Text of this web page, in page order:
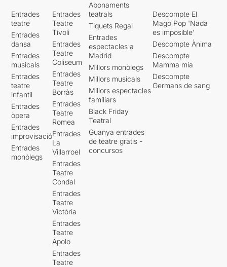
Entrades
teatre
Entrades
dansa
Entrades
musicals
Entrades
teatre
infantil
Entrades
òpera
Entrades
improvisació
Entrades
monòlegs
Entrades
Teatre
Tívoli
Entrades
Teatre
Coliseum
Entrades
Teatre
Borràs
Entrades
Teatre
Romea
Entrades
La
Villarroel
Entrades
Teatre
Condal
Entrades
Teatre
Victòria
Entrades
Teatre
Apolo
Entrades
Teatre
Abonaments
teatrals
Tiquets Regal
Entrades
espectacles a
Madrid
Millors monòlegs
Millors musicals
Millors espectacles
familiars
Black Friday
Teatral
Guanya entrades
de teatre gratis -
concursos
Descompte El
Mago Pop 'Nada
es imposible'
Descompte Ànima
Descompte
Mamma mia
Descompte
Germans de sang